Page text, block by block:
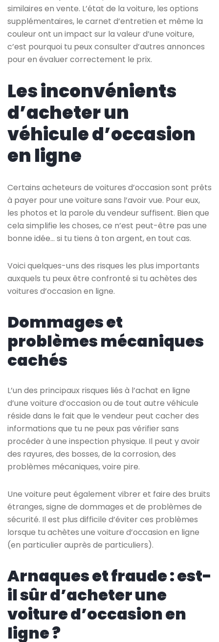
similaires en vente. L’état de la voiture, les options
supplémentaires, le carnet d’entretien et même la
couleur ont un impact sur la valeur d’une voiture,
c’est pourquoi tu peux consulter d’autres annonces
pour en évaluer correctement le prix.
Les inconvénients
d’acheter un
véhicule d’occasion
en ligne
Certains acheteurs de voitures d’occasion sont prêts
à payer pour une voiture sans l’avoir vue. Pour eux,
les photos et la parole du vendeur suffisent. Bien que
cela simplifie les choses, ce n’est peut-être pas une
bonne idée… si tu tiens à ton argent, en tout cas.
Voici quelques-uns des risques les plus importants
auxquels tu peux être confronté si tu achètes des
voitures d’occasion en ligne.
Dommages et
problèmes mécaniques
cachés
L’un des principaux risques liés à l’achat en ligne
d’une voiture d’occasion ou de tout autre véhicule
réside dans le fait que le vendeur peut cacher des
informations que tu ne peux pas vérifier sans
procéder à une inspection physique. Il peut y avoir
des rayures, des bosses, de la corrosion, des
problèmes mécaniques, voire pire.
Une voiture peut également vibrer et faire des bruits
étranges, signe de dommages et de problèmes de
sécurité. Il est plus difficile d’éviter ces problèmes
lorsque tu achètes une voiture d’occasion en ligne
(en particulier auprès de particuliers).
Arnaques et fraude : est-
il sûr d’acheter une
voiture d’occasion en
ligne ?